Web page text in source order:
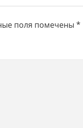
поля помечены *